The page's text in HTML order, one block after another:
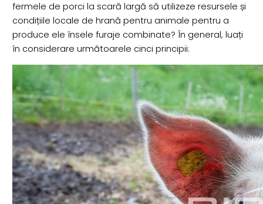
fermele de porci la scară largă să utilizeze resursele și
condițiile locale de hrană pentru animale pentru a
produce ele însele furaje combinate? În general, luați
în considerare următoarele cinci principii: